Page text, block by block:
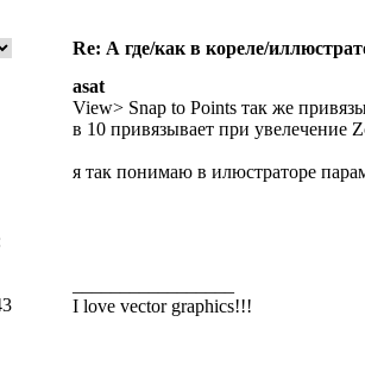
Re: А где/как в кореле/
asat
View> Snap to Points так же
в 10 привязывает при увелечение
я так понимаю в илюстраторе
I love vector graphics!!!